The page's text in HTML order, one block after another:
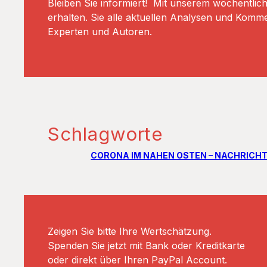
Bleiben Sie informiert! Mit unserem
erhalten. Sie alle aktuellen Analysen und
Experten und Autoren.
Schlagworte
CORONA IM NAHEN OSTEN –
Zeigen Sie bitte Ihre Wertschätzung.
Spenden Sie jetzt mit Bank oder Kreditkarte
oder direkt über Ihren PayPal Account.